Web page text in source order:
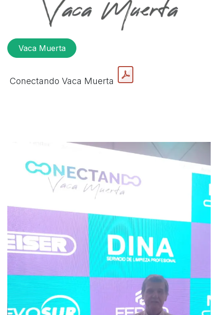
Vaca Muerta
Conectando Vaca Muerta